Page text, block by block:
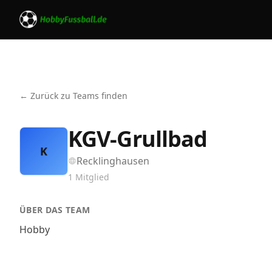
← Zurück zu Teams finden
K KGV-Grullbad
Recklinghausen
1 Mitglied
ÜBER DAS TEAM
Hobby